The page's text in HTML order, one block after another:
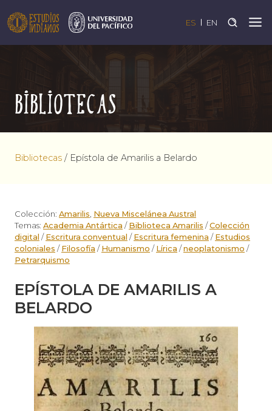
ES EN
Bibliotecas
Bibliotecas / Epístola de Amarilis a Belardo
Colección: Amarilis Nueva Miscelánea Austral
Temas: Academia Antártica /Biblioteca Amarilis /Colección
digital /Escritura conventual /Escritura femenina /Estudios
coloniales /Filosofía /Humanismo /Lírica /neoplatonismo /
Petrarquismo
EPÍSTOLA DE AMARILIS A
BELARDO